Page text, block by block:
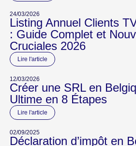
24/03/2026
Listing Annuel Clients
: Guide Complet et
Cruciales 2026
Lire l'article
12/03/2026
Créer une SRL en
Ultime en 8 Étapes
Lire l'article
02/09/2025
Déclaration d’impôt en